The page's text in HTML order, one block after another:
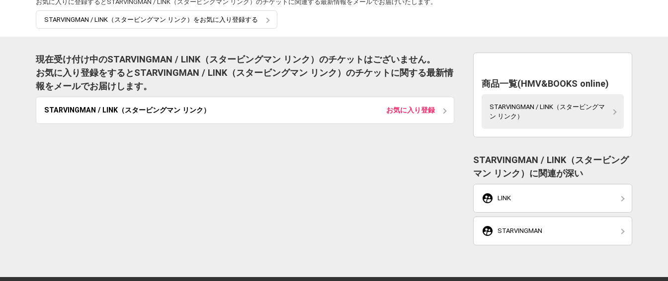
お気に入りに登録するとSTARVINGMAN / LINK（スタービングマン リンク）のチケットに関連する最新情報をメールでお届けいたします。
STARVINGMAN / LINK（スタービングマン リンク）をお気に入り登録する
現在受け付け中のSTARVINGMAN / LINK（スタービングマン リンク）のチケットはございません。
お気に入り登録をするとSTARVINGMAN / LINK（スタービングマン リンク）のチケットに関する最新情
報をメールでお届けします。
STARVINGMAN / LINK（スタービングマン リンク） お気に入り登録
商品一覧(HMV&BOOKS online)
STARVINGMAN / LINK（スタービングマ
ン リンク）
STARVINGMAN / LINK（スタービング
マン リンク）に関連が深い
supervised_user_circle LINK
supervised_user_circle STARVINGMAN